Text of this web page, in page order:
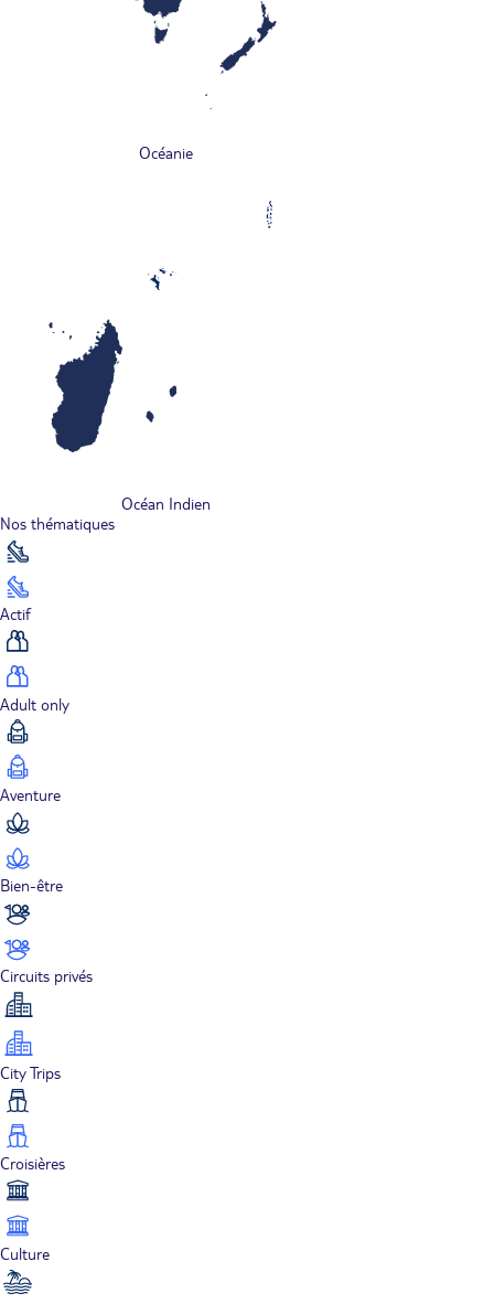
Océanie
Océan Indien
Nos thématiques
Actif
Adult only
Aventure
Bien-être
Circuits privés
City Trips
Croisières
Culture